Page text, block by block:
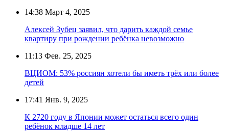
14:38 Март 4, 2025
Алексей Зубец заявил, что дарить каждой семье
квартиру при рождении ребёнка невозможно
11:13 Фев. 25, 2025
ВЦИОМ: 53% россиян хотели бы иметь трёх или более
детей
17:41 Янв. 9, 2025
К 2720 году в Японии может остаться всего один
ребёнок младше 14 лет